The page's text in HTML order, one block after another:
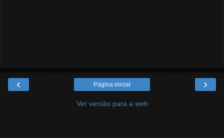
‹ ›
Página inicial
Ver versão para a web